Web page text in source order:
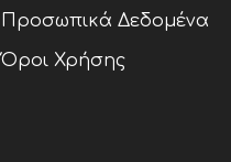
Προσωπικά Δεδομένα
Όροι Χρήσης